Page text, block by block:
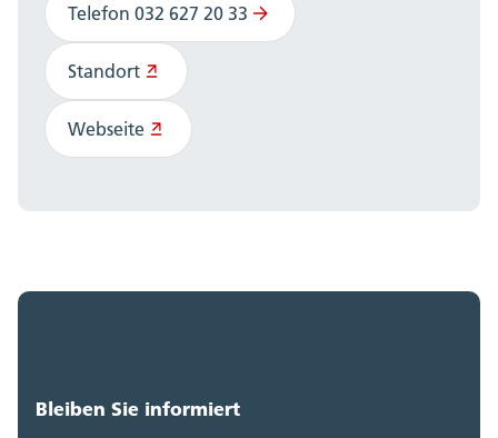
Telefon 032 627 20 33
Standort
Webseite
Bleiben Sie informiert